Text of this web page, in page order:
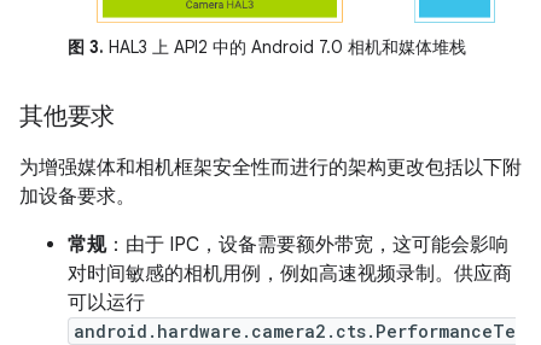
图 3. HAL3 上 API2 中的 Android 7.0 相机和媒体堆栈
其他要求
为增强媒体和相机框架安全性而进行的架构更改包括以下附
加设备要求。
常规：由于 IPC，设备需要额外带宽，这可能会影响
对时间敏感的相机用例，例如高速视频录制。供应商
可以运行
android.hardware.camera2.cts.PerformanceTe